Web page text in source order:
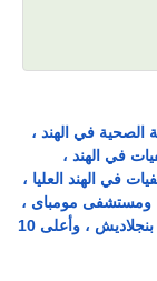
الصحية في الهند ،
في الهند ،
في الهند العليا ،
، ومستشفى مومباى ،
وأعلى مستشفيات دلهي في دلهي ، مستشفيات في بنجلاديش ، وأعلى 10